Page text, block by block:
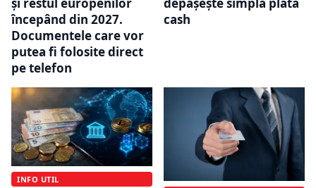
începând din 2027.
Documentele care vor
putea fi folosite direct
pe telefon
cash
INFO UTIL